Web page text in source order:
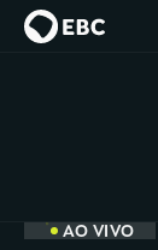
AO VIVO